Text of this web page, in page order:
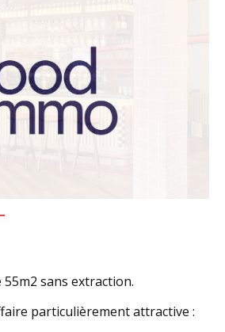
sans extraction.
particulièrement attractive :